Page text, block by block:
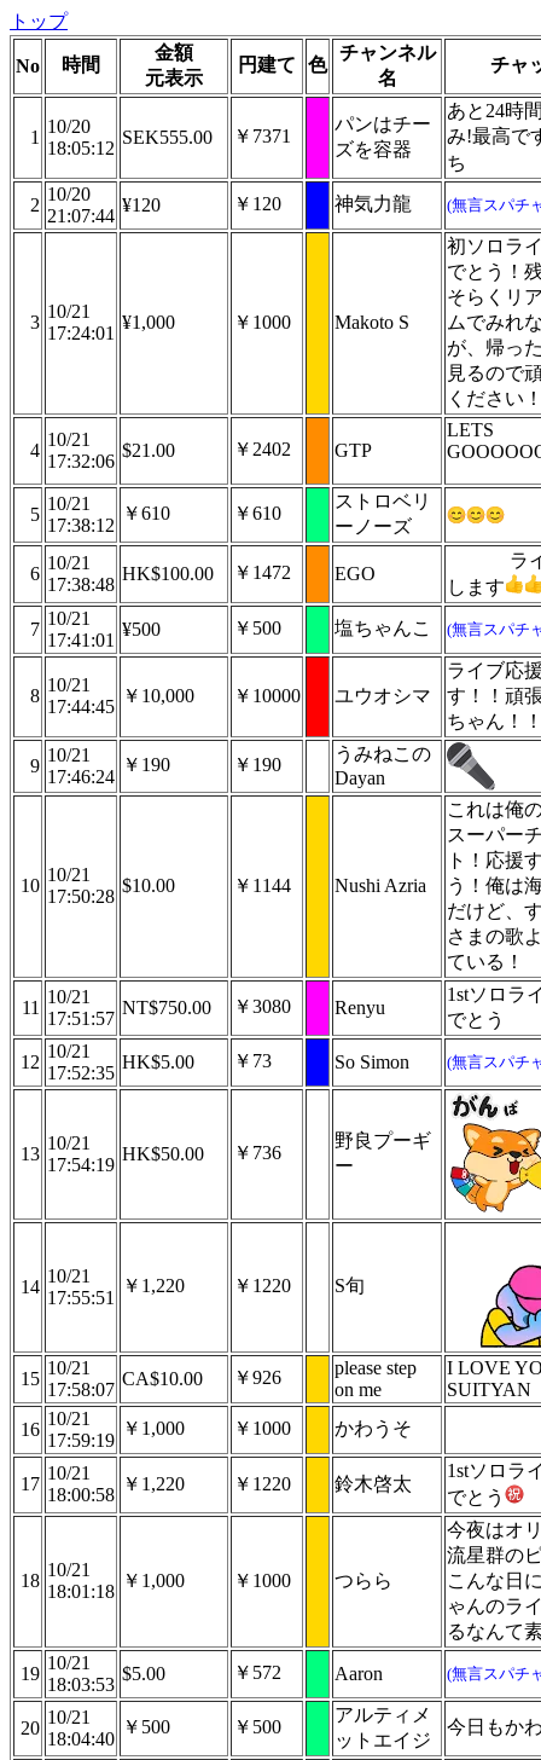
トップ
No 時間
金額
元表示
円建て 色
チャンネル
名
チャ
1
10/20
18:05:12
SEK555.00 ￥7371
パンはチー
ズを容器
あと24時
み!最高で
ち
2
10/20
21:07:44
¥120 ￥120 神気力龍 (無言スパチ
3
10/21
17:24:01
¥1,000 ￥1000 Makoto S
初ソロラ
でとう！
そらくリ
ムでみれ
が、帰っ
見るので
ください
4
10/21
17:32:06
$21.00 ￥2402 GTP
LETS
5
10/21
17:38:12
￥610 ￥610
ストロベリ
ーノーズ
6
10/21
17:38:48
HK$100.00 ￥1472 EGO
ラ
します
7
10/21
17:41:01
¥500 ￥500 塩ちゃんこ (無言スパチ
8
10/21
17:44:45
￥10,000 ￥10000 ユウオシマ
ライブ応
す！！頑
ちゃん！
9
10/21
17:46:24
￥190 ￥190
うみねこの
Dayan
10
10/21
17:50:28
$10.00 ￥1144 Nushi Azria
これは俺
スーパー
ト！応援
う！俺は
だけど、
さまの歌
ている！
11
10/21
17:51:57
NT$750.00 ￥3080 Renyu
1stソロラ
でとう
12
10/21
17:52:35
HK$5.00 ￥73 So Simon (無言スパチ
13
10/21
17:54:19
HK$50.00 ￥736
野良プーギ
ー
14
10/21
17:55:51
￥1,220 ￥1220 S旬
15
10/21
17:58:07
CA$10.00 ￥926
please step
on me
I LOVE
SUITYAN
16
10/21
17:59:19
￥1,000 ￥1000 かわうそ
17
10/21
18:00:58
￥1,220 ￥1220 鈴木啓太
1stソロラ
でとう
18
10/21
18:01:18
￥1,000 ￥1000 つらら
今夜はオ
流星群の
こんな日
ゃんのラ
るなんて
19
10/21
18:03:53
$5.00 ￥572 Aaron (無言スパチ
20
10/21
18:04:40
￥500 ￥500
アルティメ
ットエイジ
今日もか